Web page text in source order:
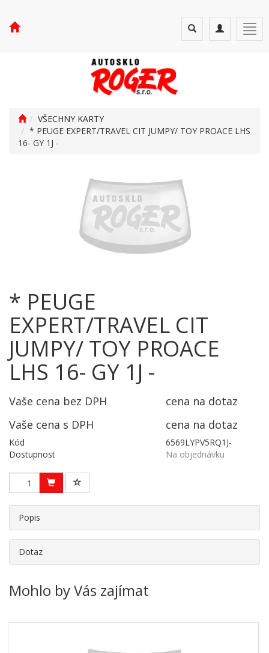
Toggle
navigation
Toggle
search
VŠECHNY KARTY
* PEUGE EXPERT/TRAVEL CIT JUMPY/ TOY PROACE LHS
16- GY 1J -
* PEUGE
EXPERT/TRAVEL CIT
JUMPY/ TOY PROACE
LHS 16- GY 1J -
Vaše cena bez DPH
cena na dotaz
Vaše cena s DPH
cena na dotaz
Kód
6569LYPV5RQ1J-
Dostupnost
Na objednávku
Popis
Dotaz
Mohlo by Vás zajímat